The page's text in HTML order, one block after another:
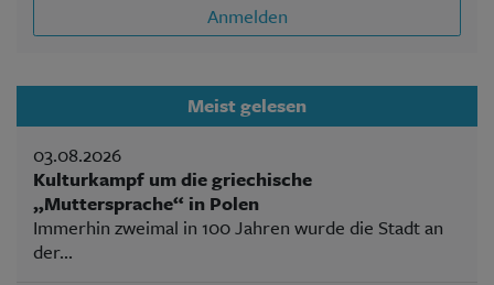
Anmelden
Meist gelesen
03.08.2026
Kulturkampf um die griechische
„Muttersprache“ in Polen
Immerhin zweimal in 100 Jahren wurde die Stadt an
der...